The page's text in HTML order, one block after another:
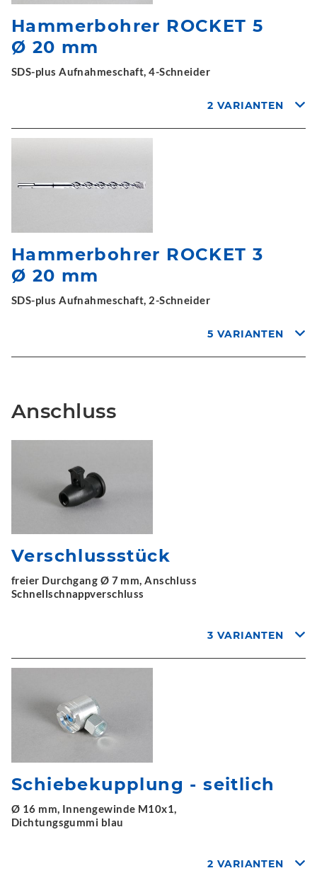
Hammerbohrer ROCKET 5
Ø 20 mm
SDS-plus Aufnahmeschaft, 4-Schneider
2 VARIANTEN
Hammerbohrer ROCKET 3
Ø 20 mm
SDS-plus Aufnahmeschaft, 2-Schneider
5 VARIANTEN
Anschluss
Verschlussstück
freier Durchgang Ø 7 mm, Anschluss
Schnellschnappverschluss
3 VARIANTEN
Schiebekupplung - seitlich
Ø 16 mm, Innengewinde M10x1,
Dichtungsgummi blau
2 VARIANTEN